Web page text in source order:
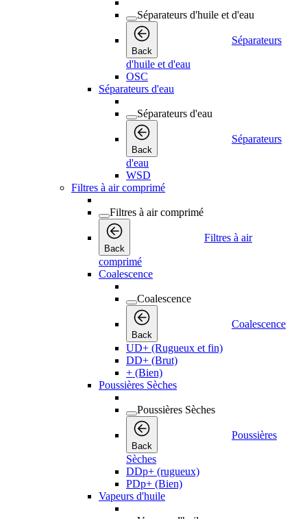
Séparateurs d'huile et d'eau
Back
Séparateurs
d'huile et d'eau
OSC
Séparateurs d'eau
Séparateurs d'eau
Back
Séparateurs
d'eau
WSD
Filtres à air comprimé
Filtres à air comprimé
Back
Filtres à air
comprimé
Coalescence
Coalescence
Back
Coalescence
UD+ (Rugueux et fin)
DD+ (Brut)
+ (Bien)
Poussières Sèches
Poussières Sèches
Back
Poussières
Sèches
DDp+ (rugueux)
PDp+ (Bien)
Vapeurs d'huile